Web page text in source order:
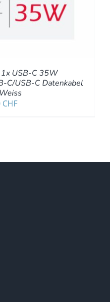
1x USB-C 35W
C/USB-C Datenkabel
CHF